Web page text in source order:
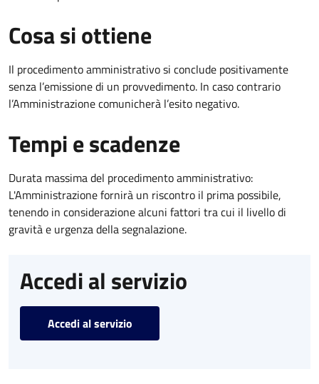
Cosa si ottiene
Il procedimento amministrativo si conclude positivamente
senza l’emissione di un provvedimento. In caso contrario
l’Amministrazione comunicherà l’esito negativo.
Tempi e scadenze
Durata massima del procedimento amministrativo:
L'Amministrazione fornirà un riscontro il prima possibile,
tenendo in considerazione alcuni fattori tra cui il livello di
gravità e urgenza della segnalazione.
Accedi al servizio
Accedi al servizio